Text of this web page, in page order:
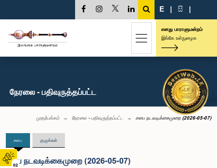
02
E | සි |
எனது பாராளுமன்றம்
இங்கே உள்நுழைக
நேரலை - பதிவுருத்தப்பட்ட
முதற்பக்கம் நேரலை - பதிவுருத்தப்பட்ட சபை நடவடிக்கைமுறை (2026-05-07)
சபை குழுக்கள்
சபை நடவடிக்கைமுறை (2026-05-07)